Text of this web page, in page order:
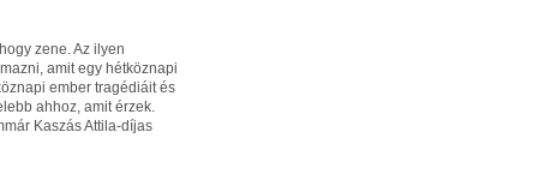
zene. Az ilyen
amit egy hétköznapi
ember tragédiáit és
ahhoz, amit érzek.
Kaszás Attila-díjas